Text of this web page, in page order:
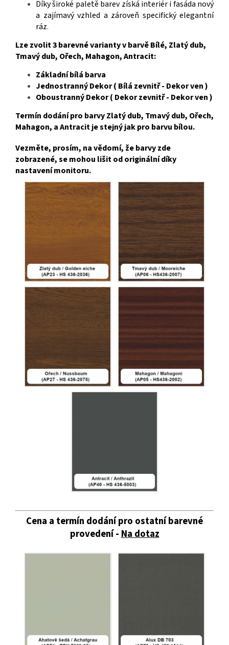
Díky široké paletě barev získá interiér i fasáda nový
a zajímavý vzhled a zároveň specifický elegantní
ráz.
Lze zvolit 3 barevné varianty v barvě Bílé, Zlatý dub,
Tmavý dub, Ořech, Mahagon, Antracit:
Základní bílá barva
Jednostranný Dekor ( Bílá zevnitř - Dekor ven )
Oboustranný Dekor ( Dekor zevnitř - Dekor ven )
Termín dodání pro barvy Zlatý dub, Tmavý dub, Ořech,
Mahagon, a Antracit je stejný jak pro barvu bílou.
Vezměte, prosím, na vědomí, že barvy zde
zobrazené, se mohou lišit od originální díky
nastavení monitoru.
Cena a termín dodání pro ostatní barevné
provedení -Na dotaz